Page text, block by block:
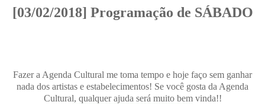
[03/02/2018] Programação de SÁBADO
Fazer a Agenda Cultural me toma tempo e hoje faço sem ganhar
nada dos artistas e estabelecimentos! Se você gosta da Agenda
Cultural, qualquer ajuda será muito bem vinda!!